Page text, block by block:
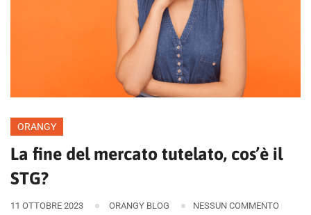
ORANGY
La fine del mercato tutelato, cos’è il
STG?
11 OTTOBRE 2023 ORANGY BLOG NESSUN COMMENTO